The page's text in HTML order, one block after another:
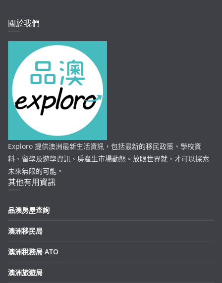
關於我們
Exploro 提供澳洲最新生活資訊，包括最新的移民政策、學校資
料、留學及遊學資訊、房產生市場動態。放眼世界就，才可以探索
未來無限的可能。
其他有用資訊
品澳房屋查詢
澳洲移民局
澳洲稅務局 ATO
澳洲旅遊局